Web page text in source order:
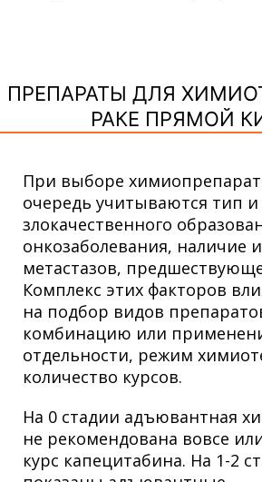
ПРЕПАРАТЫ ДЛЯ
РАКЕ ПРЯМОЙ
При выборе
очередь учитываются тип
злокачественного
онкозаболевания, наличие
метастазов,
Комплекс этих факторов
на подбор видов
комбинацию или
отдельности, режим
количество курсов.
На 0 стадии адъювантная
не рекомендована вовсе
курс капецитабина. На 1-2